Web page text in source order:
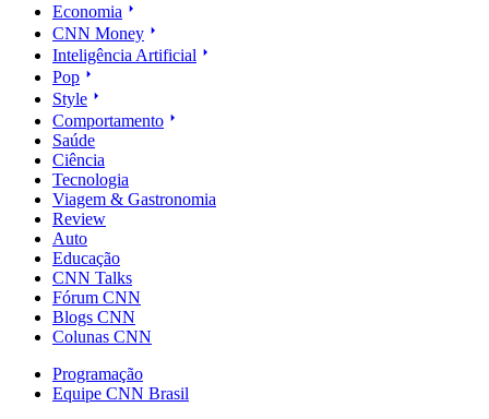
Economia
CNN Money
Inteligência Artificial
Pop
Style
Comportamento
Saúde
Ciência
Tecnologia
Viagem & Gastronomia
Review
Auto
Educação
CNN Talks
Fórum CNN
Blogs CNN
Colunas CNN
Programação
Equipe CNN Brasil